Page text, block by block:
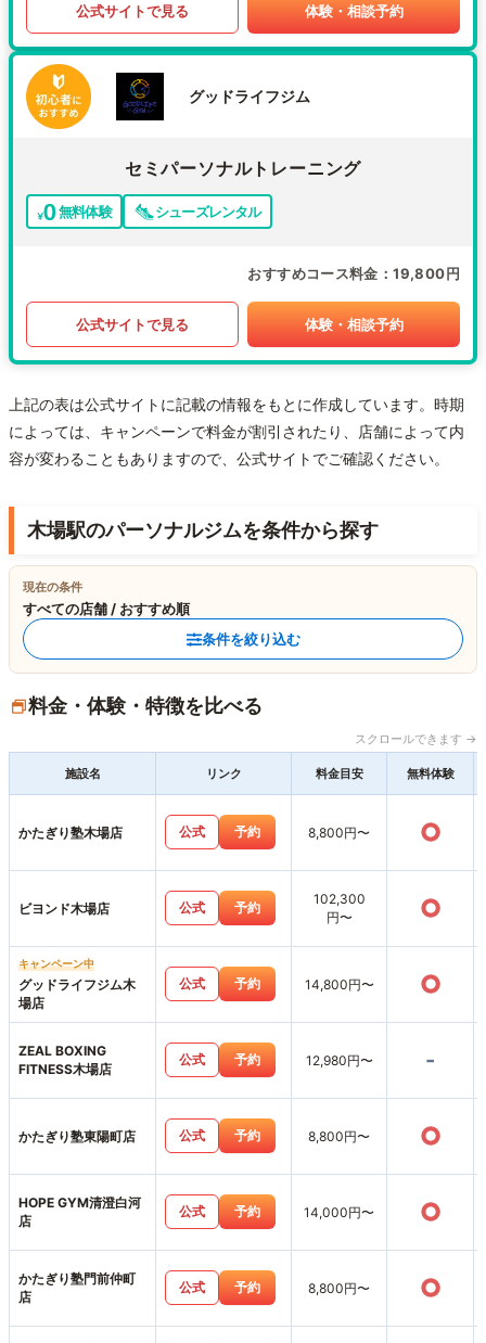
公式サイトで見る 体験・相談予約
グッドライフジム
セミパーソナルトレーニング
無料体験 シューズレンタル
おすすめコース料金 19,800円
公式サイトで見る 体験・相談予約
上記の表は公式サイトに記載の情報をもとに作成しています。時期
によっては、キャンペーンで料金が割引されたり、店舗によって内
容が変わることもありますので、公式サイトでご確認ください。
木場駅のパーソナルジムを条件から探す
現在の条件
すべての店舗 / おすすめ順
条件を絞り込む
料金・体験・特徴を比べる
スクロールできます →
施設名 リンク 料金目安 無料体験
かたぎり塾木場店 公式 予約 8,800円〜 ○
ビヨンド木場店 公式 予約
102,300
円〜
○
キャンペーン中
グッドライフジム木
場店
公式 予約 14,800円〜 ○
ZEAL BOXING
FITNESS木場店
公式 予約 12,980円〜 -
かたぎり塾東陽町店 公式 予約 8,800円〜 ○
HOPE GYM清澄白河
店
公式 予約 14,000円〜 ○
かたぎり塾門前仲町
店
公式 予約 8,800円〜 ○